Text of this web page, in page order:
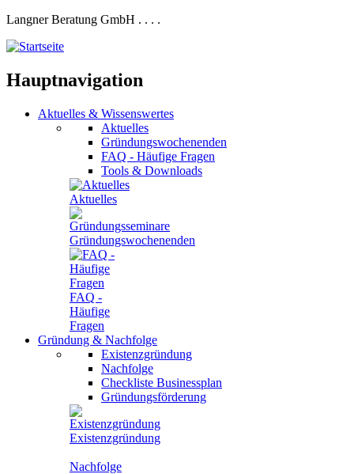
Langner Beratung GmbH . . . .
Hauptnavigation
Aktuelles & Wissenswertes
Aktuelles
Gründungswochenenden
FAQ - Häufige Fragen
Tools & Downloads
Aktuelles
Gründungswochenenden
FAQ -
Häufige
Fragen
Gründung & Nachfolge
Existenzgründung
Nachfolge
Checkliste Businessplan
Gründungsförderung
Existenzgründung
Nachfolge